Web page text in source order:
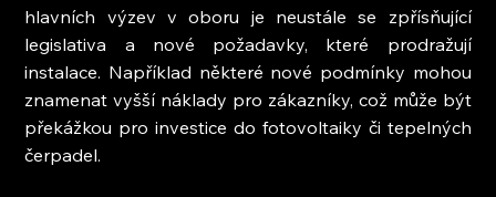
hlavních výzev v oboru je neustále se zpřísňující
legislativa a nové požadavky, které prodražují
instalace. Například některé nové podmínky mohou
znamenat vyšší náklady pro zákazníky, což může být
překážkou pro investice do fotovoltaiky či tepelných
čerpadel.